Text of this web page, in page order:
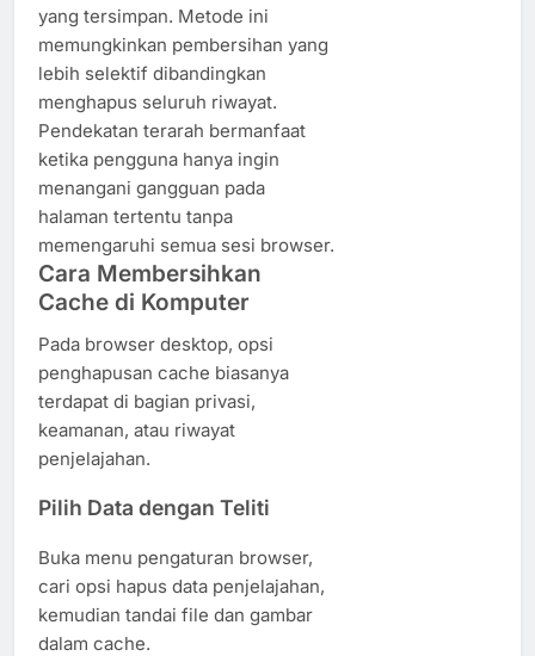
yang tersimpan. Metode ini
memungkinkan pembersihan yang
lebih selektif dibandingkan
menghapus seluruh riwayat.
Pendekatan terarah bermanfaat
ketika pengguna hanya ingin
menangani gangguan pada
halaman tertentu tanpa
memengaruhi semua sesi browser.
Cara Membersihkan
Cache di Komputer
Pada browser desktop, opsi
penghapusan cache biasanya
terdapat di bagian privasi,
keamanan, atau riwayat
penjelajahan.
Pilih Data dengan Teliti
Buka menu pengaturan browser,
cari opsi hapus data penjelajahan,
kemudian tandai file dan gambar
dalam cache.